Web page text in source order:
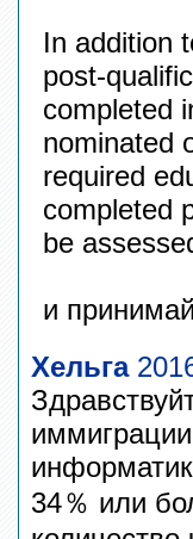
In addition
post-
completed
nominated
required
completed
be
и
Хельга
34％ или